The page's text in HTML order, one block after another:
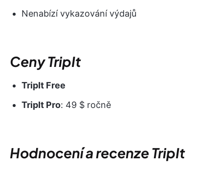
Nenabízí vykazování výdajů
Ceny TripIt
TripIt Free
TripIt Pro: 49 $ ročně
Hodnocení a recenze TripIt